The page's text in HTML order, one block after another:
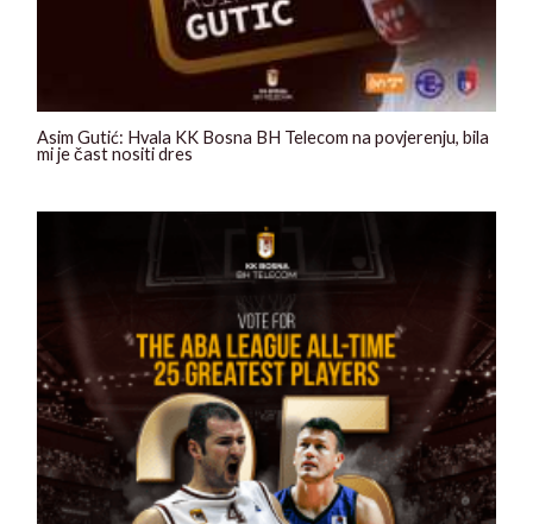
Asim Gutić: Hvala KK Bosna BH Telecom na povjerenju, bila
mi je čast nositi dres